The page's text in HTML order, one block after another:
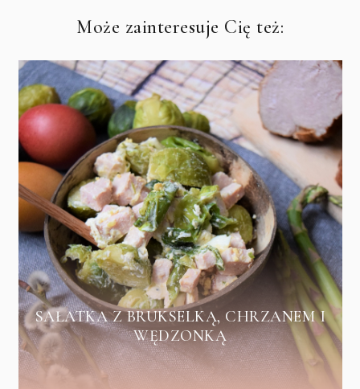
Może zainteresuje Cię też:
SAŁATKA Z BRUKSELKĄ, CHRZANEM I
WĘDZONKĄ